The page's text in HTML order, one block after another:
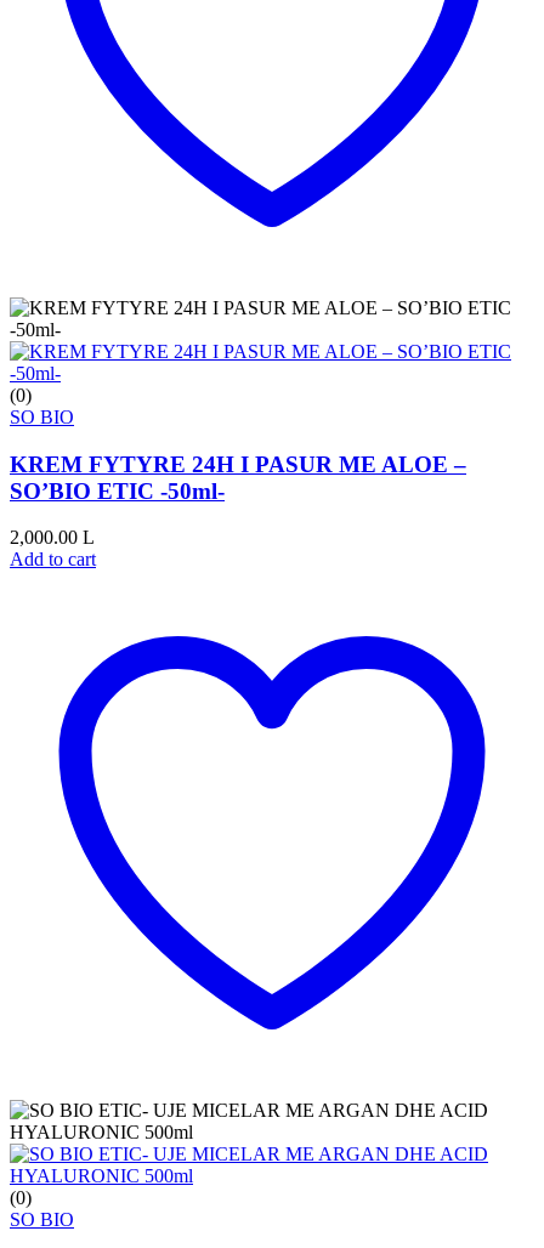
(0)
SO BIO
KREM FYTYRE 24H I PASUR ME ALOE –
SO’BIO ETIC -50ml-
2,000.00 L
Add to cart
(0)
SO BIO